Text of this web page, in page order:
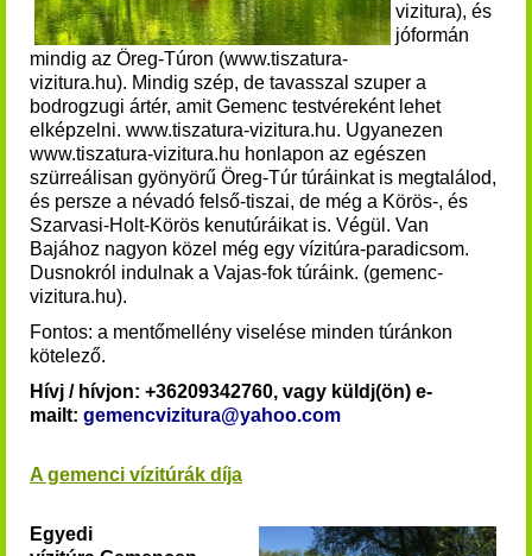
vizitura), és
jóformán
mindig az Öreg-Túron (www.tiszatura-
vizitura.hu). Mindig szép, de tavasszal szuper a
bodrogzugi ártér, amit Gemenc testvéreként lehet
elképzelni. www.tiszatura-vizitura.hu. Ugyanezen
www.tiszatura-vizitura.hu honlapon az egészen
szürreálisan gyönyörű Öreg-Túr túráinkat is megtalálod,
és persze a névadó felső-tiszai, de még a Körös-, és
Szarvasi-Holt-Körös kenutúráikat is. Végül. Van
Bajához nagyon közel még egy vízitúra-paradicsom.
Dusnokról indulnak a Vajas-fok túráink. (gemenc-
vizitura.hu).
Fontos: a mentőmellény viselése minden túránkon
kötelező.
Hívj / hívjon: +36209342760, vagy küldj(ön) e-
mailt: gemencvizitura@yahoo.com
A gemenci vízitúrák díja
Egyedi